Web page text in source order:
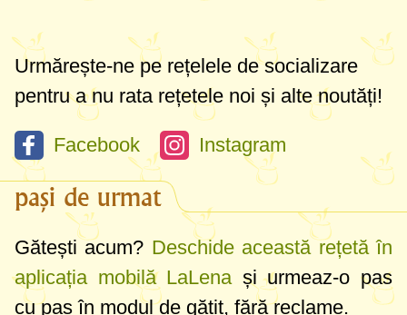
Urmărește-ne pe rețelele de socializare
pentru a nu rata rețetele noi și alte noutăți!
Facebook Instagram
pași de urmat
Gătești acum? Deschide această rețetă în
aplicația mobilă LaLenași urmeaz-o pas
cu pas în modul de gătit, fără reclame.